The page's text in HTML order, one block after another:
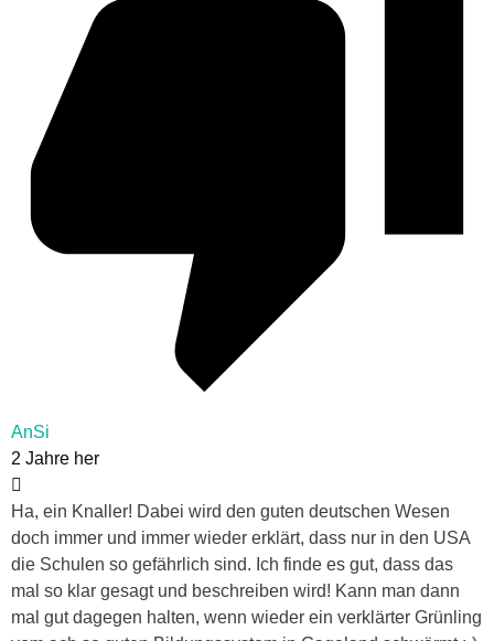
AnSi
2 Jahre her
Ha, ein Knaller! Dabei wird den guten deutschen Wesen
doch immer und immer wieder erklärt, dass nur in den USA
die Schulen so gefährlich sind. Ich finde es gut, dass das
mal so klar gesagt und beschreiben wird! Kann man dann
mal gut dagegen halten, wenn wieder ein verklärter Grünling